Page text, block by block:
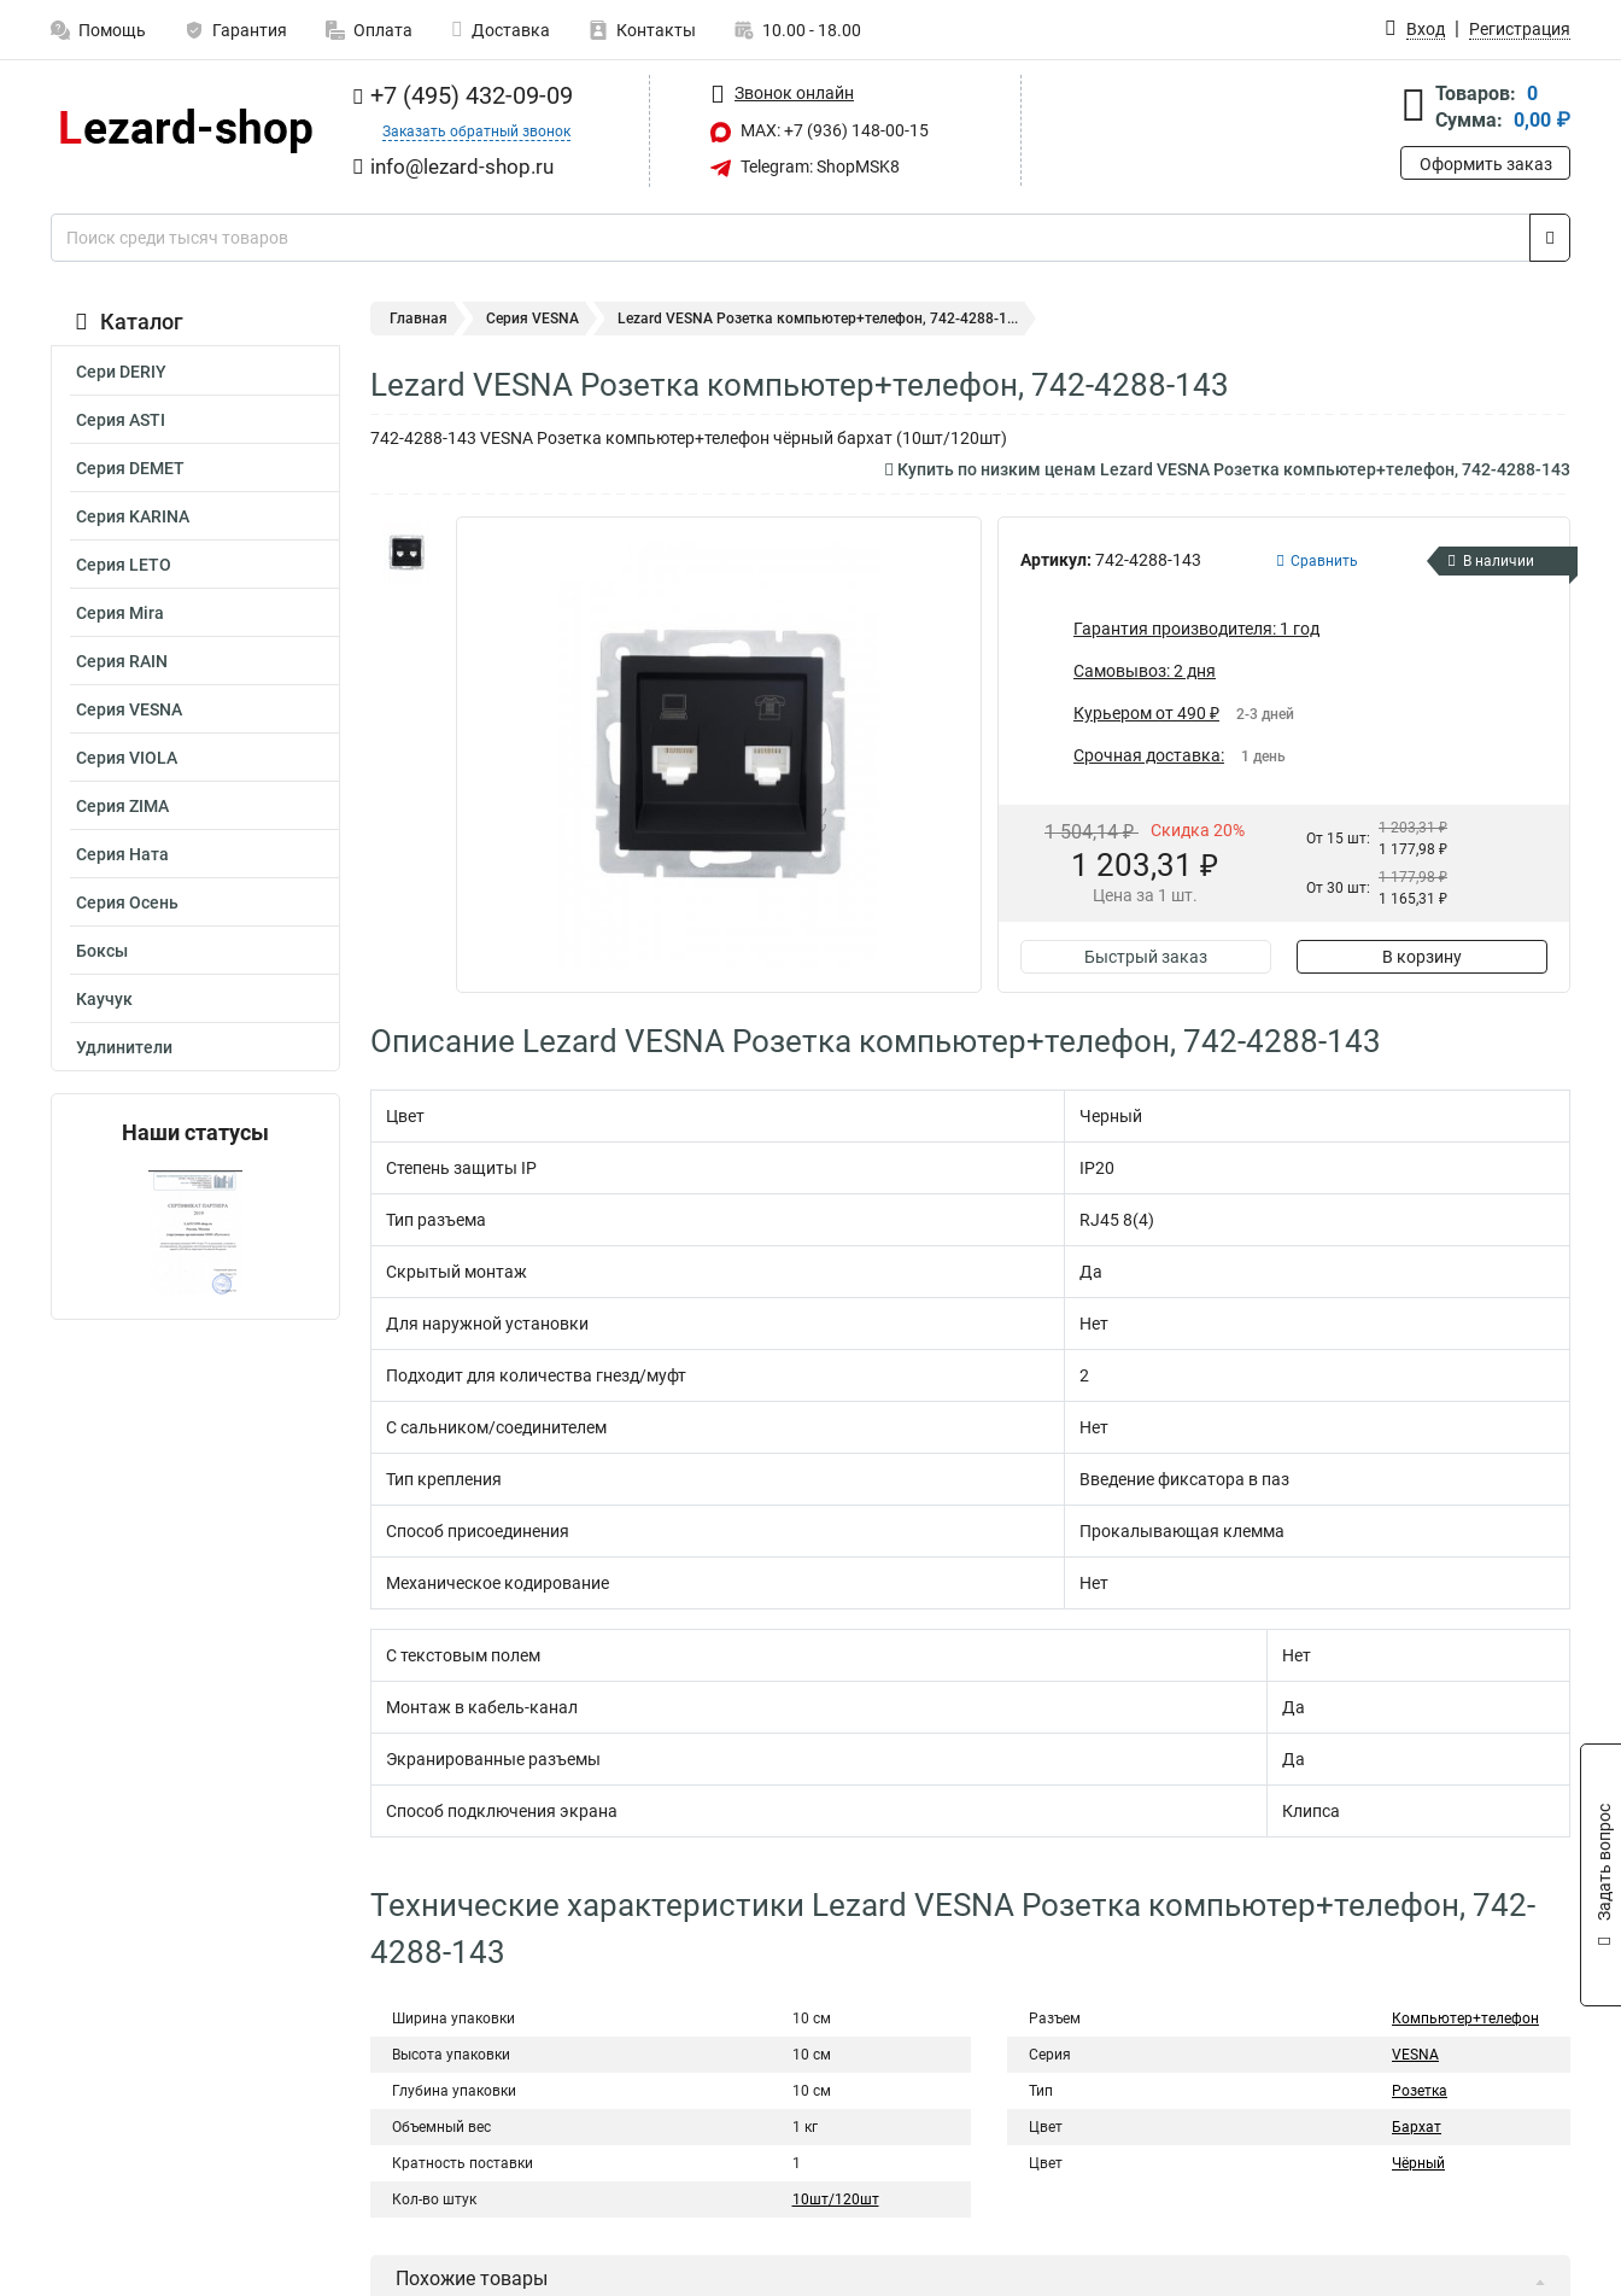
Помощь Гарантия Оплата Доставка Контакты 10.00 - 18.00 Вход Регистрация
+7 (495) 432-09-09
Заказать обратный звонок
info@lezard-shop.ru
Звонок онлайн
MAX: +7 (936) 148-00-15
Telegram: ShopMSK8
Товаров: 0
Сумма: 0,00 ₽
Оформить заказ
Каталог
Сери DERIY
Серия ASTI
Серия DEMET
Серия KARINA
Серия LETO
Серия Mira
Серия RAIN
Серия VESNA
Серия VIOLA
Серия ZIMA
Серия Ната
Серия Осень
Боксы
Каучук
Удлинители
Наши статусы
Главная Серия VESNA Lezard VESNA Розетка компьютер+телефон, 742-4288-1...
Lezard VESNA Розетка компьютер+телефон, 742-4288-143
742-4288-143 VESNA Розетка компьютер+телефон чёрный бархат (10шт/120шт)
Купить по низким ценам Lezard VESNA Розетка компьютер+телефон, 742-4288-143
Артикул: 742-4288-143 Сравнить В наличии
Гарантия производителя: 1 год
Самовывоз: 2 дня
Курьером от 490 ₽ 2-3 дней
Срочная доставка: 1 день
1 504,14 ₽ Скидка 20%
1 203,31 ₽
Цена за 1 шт.
От 15 шт:
1 203,31 ₽
1 177,98 ₽
От 30 шт:
1 177,98 ₽
1 165,31 ₽
Быстрый заказ В корзину
Описание Lezard VESNA Розетка компьютер+телефон, 742-4288-143
Цвет Черный
Степень защиты IP IP20
Тип разъема RJ45 8(4)
Скрытый монтаж Да
Для наружной установки Нет
Подходит для количества гнезд/муфт 2
С сальником/соединителем Нет
Тип крепления Введение фиксатора в паз
Способ присоединения Прокалывающая клемма
Механическое кодирование Нет
С текстовым полем Нет
Монтаж в кабель-канал Да
Экранированные разъемы Да
Способ подключения экрана Клипса
Технические характеристики Lezard VESNA Розетка компьютер+телефон, 742-
4288-143
Ширина упаковки 10 см
Высота упаковки 10 см
Глубина упаковки 10 см
Объемный вес 1 кг
Кратность поставки 1
Кол-во штук 10шт/120шт
Разъем Компьютер+телефон
Серия VESNA
Тип Розетка
Цвет Бархат
Цвет Чёрный
Похожие товары
Задать вопрос